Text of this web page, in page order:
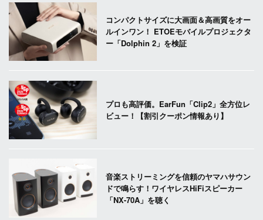
コンパクトサイズに大画面＆高画質をオー
ルインワン！ ETOEモバイルプロジェクタ
ー「Dolphin 2」を検証
プロも高評価。EarFun「Clip2」全方位レ
ビュー！【割引クーポン情報あり】
音楽ストリーミングを信頼のヤマハサウン
ドで鳴らす！ワイヤレスHiFiスピーカー
「NX-70A」を聴く